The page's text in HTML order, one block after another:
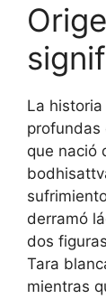
La
profundas
que nació
derramó
dos
Tara
mientras